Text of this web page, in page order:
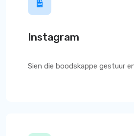
Instagram
Sien die boodskappe gestuur